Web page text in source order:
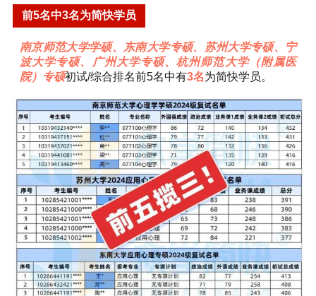
前5名中3名为简快学员
南京师范大学学硕、东南大学专硕、苏州大学专硕、宁
波大学专硕、广州大学专硕、杭州师范大学（附属医
院）专硕初试/综合排名前5名中有3名为简快学员。